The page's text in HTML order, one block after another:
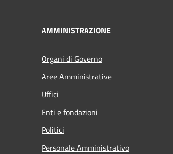
AMMINISTRAZIONE
Organi di Governo
Aree Amministrative
Uffici
Enti e fondazioni
Politici
Personale Amministrativo